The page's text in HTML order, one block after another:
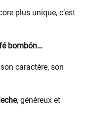
plus unique, c’est
bombón…
caractère, son
, généreux et